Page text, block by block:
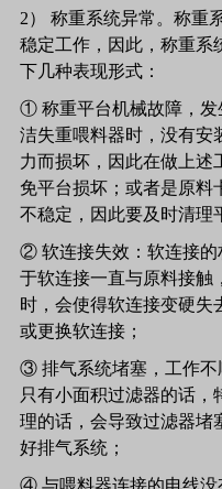
2） 称重系统异常。称重
稳定工作，因此，称重系
下几种表现形式：
① 称重平台机械故障，发
洁失重喂料器时，没有安
力而损坏，因此在做上述
免平台损坏；或者是原料
不稳定，因此要及时清理
② 软连接失效：软连接的
于软连接一直与原料接触
时，会使得软连接变硬失
或更换软连接；
③ 排气系统堵塞，工作不
只有小面积过滤器的话
理的话，会导致过滤器堵
好排气系统；
④ 与喂料器连接的电线没